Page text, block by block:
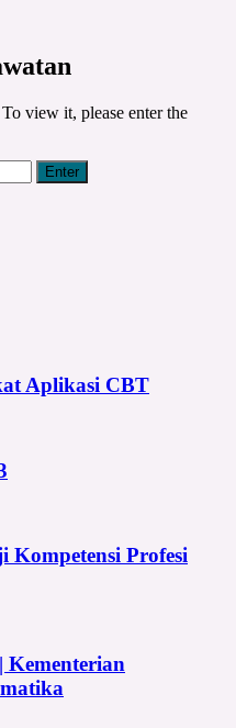
view it, please enter the
Aplikasi CBT
Kompetensi Profesi
Kementerian